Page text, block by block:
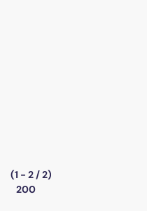
(1 - 2 / 2)
200